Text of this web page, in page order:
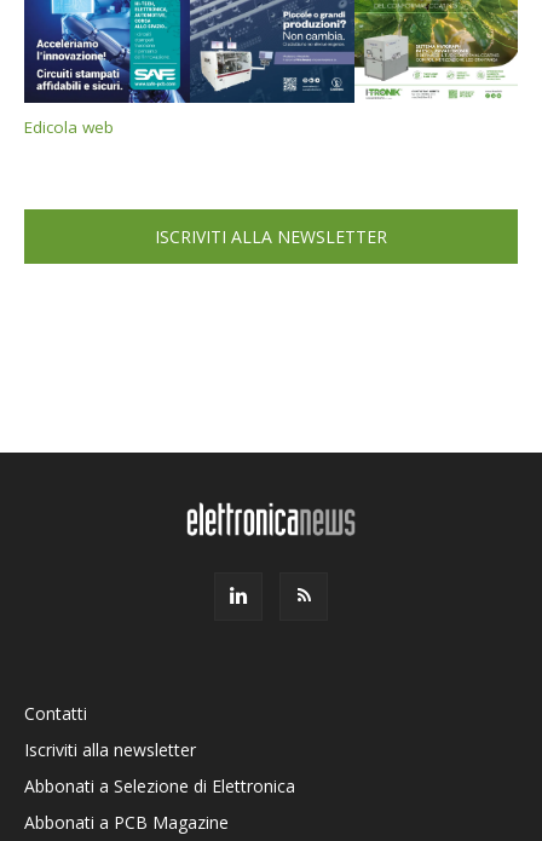
Edicola web
ISCRIVITI ALLA NEWSLETTER
Contatti
Iscriviti alla newsletter
Abbonati a Selezione di Elettronica
Abbonati a PCB Magazine